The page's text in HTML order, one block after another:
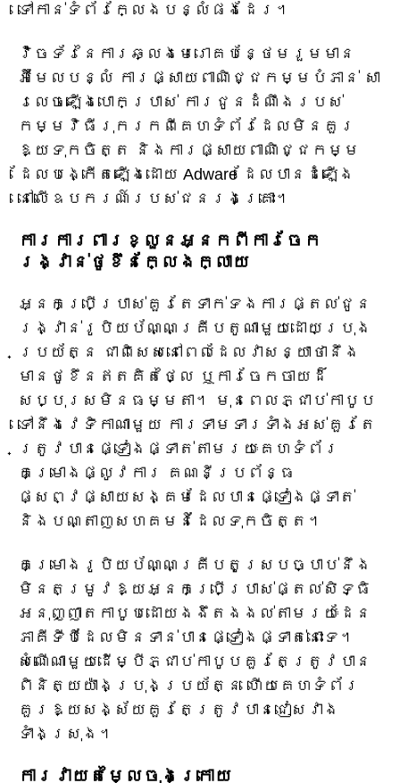
ទៅកាន់ទំព័រក្លែងបន្លំផងដែរ។
វ៉ិចទ័រនៃការឆ្លងមេរោគបន្ថែមរួមមាន
អ៊ីមែលបន្លំ ការផ្សាយពាណិជ្ជកម្មបំភាន់ សា
រលេចឡើងបោកប្រាស់ ការជូនដំណឹងរបស់
កម្មវិធីរុករកពីគេហទំព័រដែលមិនគួរ
ឱ្យទុកចិត្ត និងការផ្សាយពាណិជ្ជកម្ម
ដែលបង្កើតឡើងដោយ Adware ដែលបានដំឡើង
នៅលើឧបករណ៍របស់ជនរងគ្រោះ។
ការការពារខ្លួនអ្នកពីការចែក
រង្វាន់ថូខឹនក្លែងក្លាយ
អ្នកប្រើប្រាស់គួរតែទាក់ទងការផ្តល់ជូន
រង្វាន់រូបិយប័ណ្ណគ្រីបតូណាមួយដោយប្រុង
ប្រយ័ត្ន ជាពិសេសនៅពេលដែលវាសន្យាថានឹង
មានថូខឹនឥតគិតថ្លៃ ឬការចែកចាយដ៏
សប្បុរសមិនធម្មតា។ មុនពេលភ្ជាប់កាបូប
ទៅនឹងវេទិកាណាមួយ ការទាមទារទាំងអស់គួរតែ
ត្រូវបានផ្ទៀងផ្ទាត់តាមរយៈគេហទំព័រ
គម្រោងផ្លូវការ គណនីប្រព័ន្ធ
ផ្សព្វផ្សាយសង្គមដែលបានផ្ទៀងផ្ទាត់
និងបណ្តាញសហគមន៍ដែលទុកចិត្ត។
គម្រោងរូបិយប័ណ្ណគ្រីបតូស្របច្បាប់នឹង
មិនតម្រូវឱ្យអ្នកប្រើប្រាស់ផ្តល់សិទ្ធិ
អនុញ្ញាតកាបូបដោយងងឹតងងល់តាមរយៈដែន
ភាគីទីបីដែលមិនទាន់បានផ្ទៀងផ្ទាត់នោះទេ។
សំណើណាមួយដើម្បីភ្ជាប់កាបូបគួរតែត្រូវបាន
ពិនិត្យយ៉ាងប្រុងប្រយ័ត្ន ហើយគេហទំព័រ
គួរឱ្យសង្ស័យគួរតែត្រូវបានជៀសវាង
ទាំងស្រុង។
ការវាយតម្លៃចុងក្រោយ